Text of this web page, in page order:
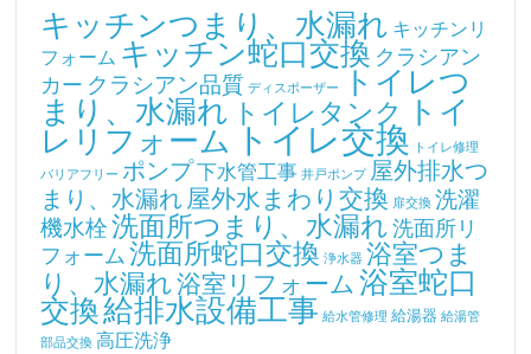
キッチンつまり、水漏れ キッチンリ
フォーム キッチン蛇口交換 クラシアン
カー クラシアン品質 ディスポーザー トイレつ
まり、水漏れ トイレタンク トイ
レリフォーム トイレ交換 トイレ修理
バリアフリー ポンプ下水管工事 井戸ポンプ 屋外排水つ
まり、水漏れ屋外水まわり交換 扉交換 洗濯
機水栓洗面所つまり、水漏れ洗面所リ
フォーム 洗面所蛇口交換 浄水器 浴室つま
り、水漏れ浴室リフォーム 浴室蛇口
交換給排水設備工事 給水管修理 給湯器 給湯管
部品交換 高圧洗浄